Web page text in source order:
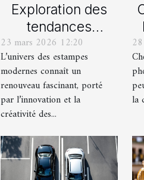
Exploration des
tendances
actuelles en
estampes
modernes
23 mars 2026 12:20
L’univers des estampes
modernes connaît un
renouveau fascinant, porté
par l’innovation et la
créativité des...
la